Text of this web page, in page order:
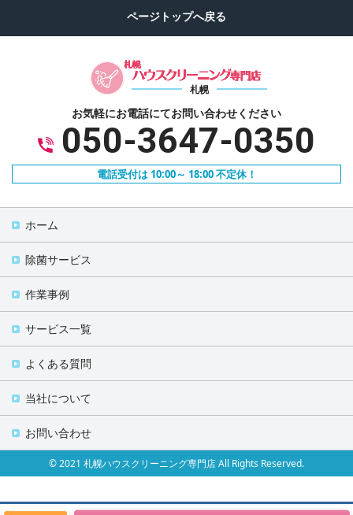
札幌
お気軽にお電話にてお問い合わせください
050-3647-0350
電話受付は 10:00～ 18:00 不定休！
ホーム
除菌サービス
作業事例
サービス一覧
よくある質問
当社について
お問い合わせ
© 2021 札幌ハウスクリーニング専門店 All Rights Reserved.